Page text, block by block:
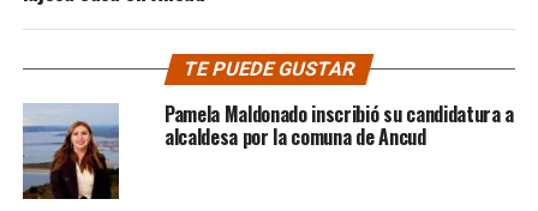
TE PUEDE GUSTAR
Pamela Maldonado inscribió su candidatura a
alcaldesa por la comuna de Ancud